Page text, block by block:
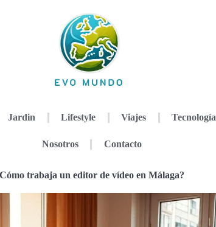
Jardin Lifestyle Viajes Tecnología
Nosotros Contacto
trabaja un editor de vídeo en Málaga?